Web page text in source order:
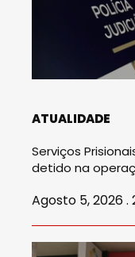
ATUALIDADE
Serviços
detido na
Agosto 5, 2026 .